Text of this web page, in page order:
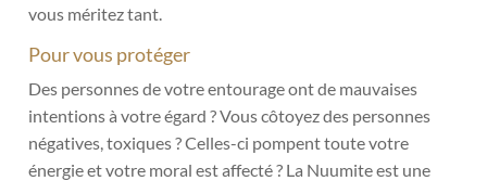
vous méritez tant.
Pour vous protéger
Des personnes de votre entourage ont de mauvaises
intentions à votre égard ? Vous côtoyez des personnes
négatives, toxiques ? Celles-ci pompent toute votre
énergie et votre moral est affecté ? La Nuumite est une